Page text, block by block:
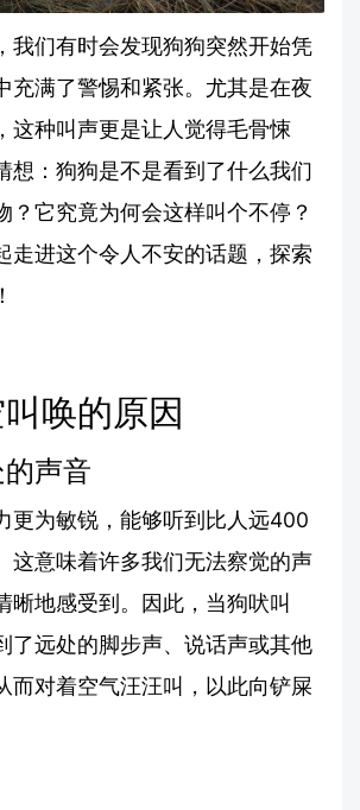
我们有时会发现狗狗突然开始凭
充满了警惕和紧张。尤其是在夜
这种叫声更是让人觉得毛骨悚
想：狗狗是不是看到了什么我们
？它究竟为何会这样叫个不停？
走进这个令人不安的话题，探索
唤的原因
声音
更为敏锐，能够听到比人远400
这意味着许多我们无法察觉的声
晰地感受到。因此，当狗吠叫
了远处的脚步声、说话声或其他
而对着空气汪汪叫，以此向铲屎